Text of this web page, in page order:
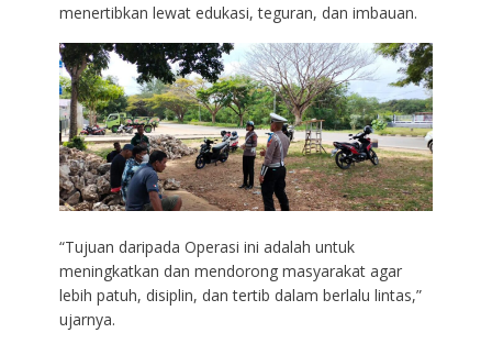
menertibkan lewat edukasi, teguran, dan imbauan.
“Tujuan daripada Operasi ini adalah untuk
meningkatkan dan mendorong masyarakat agar
lebih patuh, disiplin, dan tertib dalam berlalu lintas,”
ujarnya.